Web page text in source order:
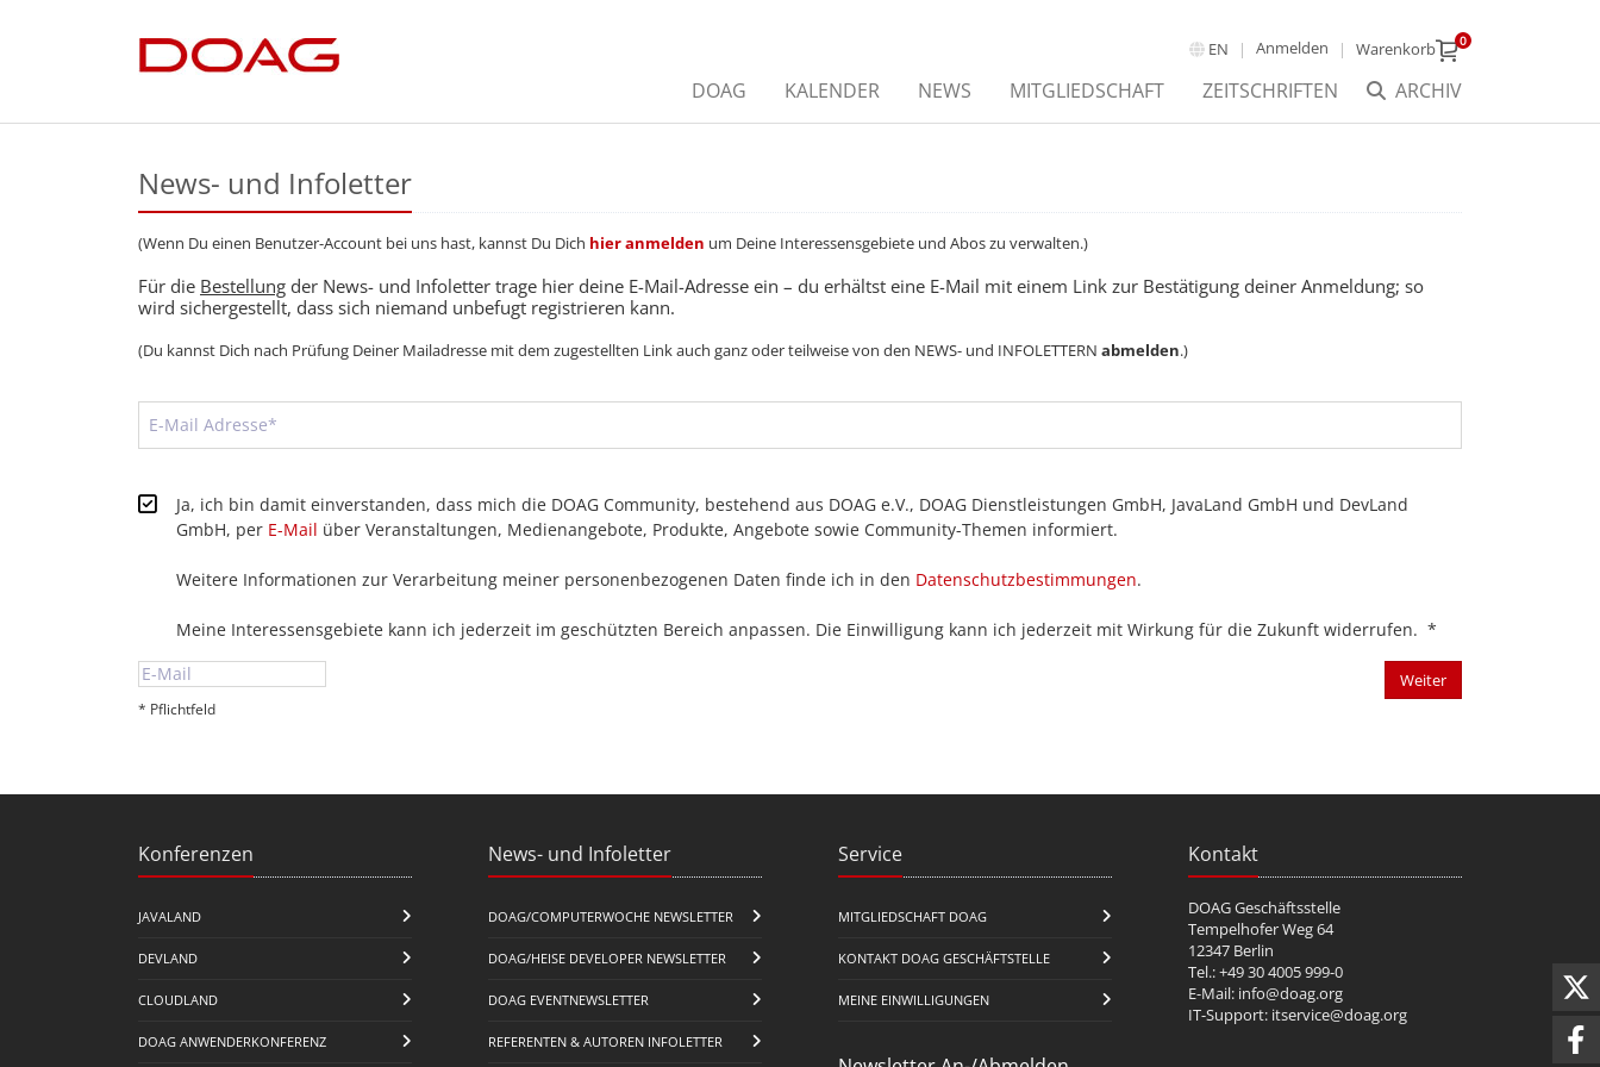
EN Anmelden Warenkorb 0
ARCHIV
DOAG KALENDER NEWS MITGLIEDSCHAFT ZEITSCHRIFTEN
News- und Infoletter
(Wenn Du einen Benutzer-Account bei uns hast, kannst Du Dich hier anmelden um Deine Interessensgebiete und Abos zu verwalten.)
Für die Bestellung der News- und Infoletter trage hier deine E-Mail-Adresse ein – du erhältst eine E-Mail mit einem Link zur Bestätigung deiner Anmeldung; so
wird sichergestellt, dass sich niemand unbefugt registrieren kann.
(Du kannst Dich nach Prüfung Deiner Mailadresse mit dem zugestellten Link auch ganz oder teilweise von den NEWS- und INFOLETTERN abmelden.)
Ja, ich bin damit einverstanden, dass mich die DOAG Community, bestehend aus DOAG e.V., DOAG Dienstleistungen GmbH, JavaLand GmbH und DevLand
GmbH, per E-Mail über Veranstaltungen, Medienangebote, Produkte, Angebote sowie Community-Themen informiert.
Weitere Informationen zur Verarbeitung meiner personenbezogenen Daten finde ich in den Datenschutzbestimmungen.
Meine Interessensgebiete kann ich jederzeit im geschützten Bereich anpassen. Die Einwilligung kann ich jederzeit mit Wirkung für die Zukunft widerrufen. *
Weiter
* Pflichtfeld
Konferenzen
JAVALAND
DEVLAND
CLOUDLAND
DOAG ANWENDERKONFERENZ
News- und Infoletter
DOAG/COMPUTERWOCHE NEWSLETTER
DOAG/HEISE DEVELOPER NEWSLETTER
DOAG EVENTNEWSLETTER
REFERENTEN & AUTOREN INFOLETTER
Service
MITGLIEDSCHAFT DOAG
KONTAKT DOAG GESCHÄFTSTELLE
MEINE EINWILLIGUNGEN
Kontakt
DOAG Geschäftsstelle
Tempelhofer Weg 64
12347 Berlin
Tel.: +49 30 4005 999-0
E-Mail: info@doag.org
IT-Support: itservice@doag.org